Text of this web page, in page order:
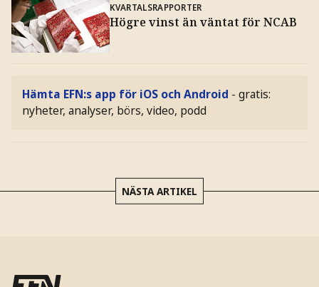
KVARTALSRAPPORTER
Högre vinst än väntat för NCAB
Hämta EFN:s app för iOS och Android - gratis:
nyheter, analyser, börs, video, podd
NÄSTA ARTIKEL